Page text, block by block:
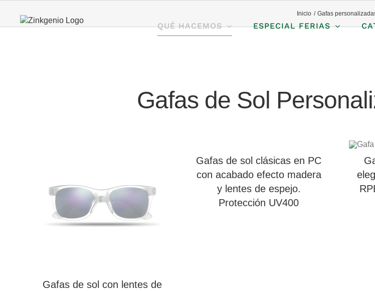
contenido
QUÉ HACEMOS ESPECIAL FERIAS
Inicio Gafas
Gafas de Sol
Gafas de sol con lentes de
Gafas de sol clásicas en PC
con acabado efecto madera
y lentes de espejo.
Protección UV400